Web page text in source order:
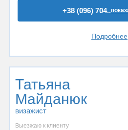
+38 (096) 704..
Подробнее
Татьяна
Майданюк
визажист
Выезжаю к клиенту